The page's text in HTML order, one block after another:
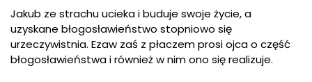
Jakub ze strachu ucieka i buduje swoje życie, a
uzyskane błogosławieństwo stopniowo się
urzeczywistnia. Ezaw zaś z płaczem prosi ojca o część
błogosławieństwa i również w nim ono się realizuje.